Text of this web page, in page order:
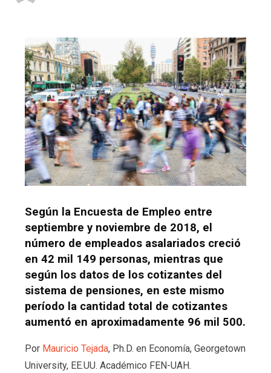
Según la Encuesta de Empleo entre
septiembre y noviembre de 2018, el
número de empleados asalariados creció
en 42 mil 149 personas, mientras que
según los datos de los cotizantes del
sistema de pensiones, en este mismo
período la cantidad total de cotizantes
aumentó en aproximadamente 96 mil 500.
Por Mauricio Tejada, Ph.D. en Economía, Georgetown
University, EE.UU. Académico FEN-UAH.